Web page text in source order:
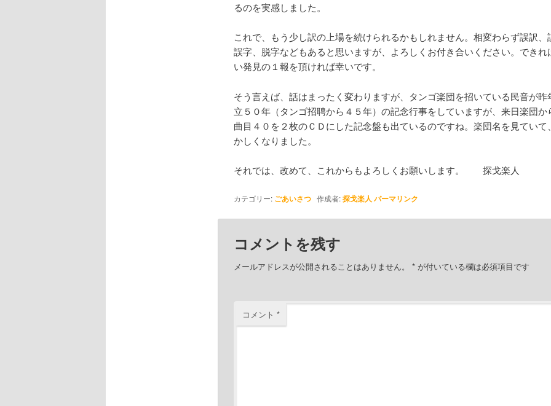
るのを実感しました。
これで、もう少し訳の上場を続けられるかもしれません。相変わらず誤訳、
誤字、脱字などもあると思いますが、よろしくお付き合いください。できれ
い発見の１報を頂ければ幸いです。
そう言えば、話はまったく変わりますが、タンゴ楽団を招いている民音が昨
立５０年（タンゴ招聘から４５年）の記念行事をしていますが、来日楽団か
曲目４０を２枚のＣＤにした記念盤も出ているのですね。楽団名を見ていて
かしくなりました。
それでは、改めて、これからもよろしくお願いします。 探戈楽人
カテゴリー: ごあいさつ作成者:探戈楽人 パーマリンク
コメントを残す
メールアドレスが公開されることはありません。 *が付いている欄は必須項目です
コメント *